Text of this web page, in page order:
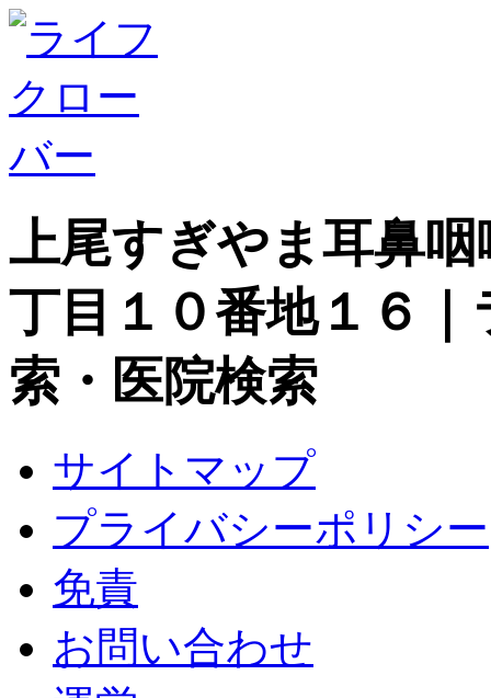
上尾すぎやま耳鼻
丁目１０番地１６
索・医院検索
サイトマップ
プライバシーポリシー
免責
お問い合わせ